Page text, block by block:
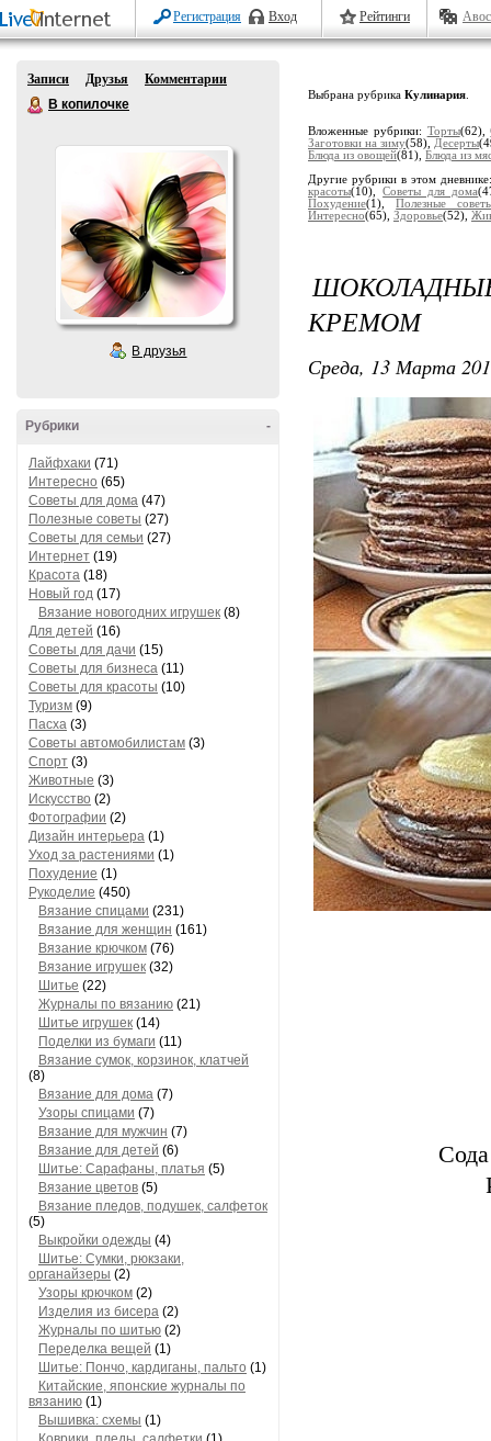
Регистрация Вход Рейтинги
Записи Друзья
Комментарии
В копилочке
В друзья
-
Рубрики
Лайфхаки (71)
Интересно (65)
Советы для дома (47)
Полезные советы (27)
Советы для семьи (27)
Интернет (19)
Красота (18)
Новый год (17)
Вязание новогодних игрушек (8)
Для детей (16)
Советы для дачи (15)
Советы для бизнеса (11)
Советы для красоты (10)
Туризм (9)
Пасха (3)
Советы автомобилистам (3)
Спорт (3)
Животные (3)
Искусство (2)
Фотографии (2)
Дизайн интерьера (1)
Уход за растениями (1)
Похудение (1)
Рукоделие (450)
Вязание спицами (231)
Вязание для женщин (161)
Вязание крючком (76)
Вязание игрушек (32)
Шитье (22)
Журналы по вязанию (21)
Шитье игрушек (14)
Поделки из бумаги (11)
Вязание сумок, корзинок, клатчей
(8)
Вязание для дома (7)
Узоры спицами (7)
Вязание для мужчин (7)
Вязание для детей (6)
Шитье: Сарафаны, платья (5)
Вязание цветов (5)
Вязание пледов, подушек, салфеток
(5)
Выкройки одежды (4)
Шитье: Сумки, рюкзаки,
органайзеры (2)
Узоры крючком (2)
Изделия из бисера (2)
Журналы по шитью (2)
Переделка вещей (1)
Шитье: Пончо, кардиганы, пальто (1)
Китайские, японские журналы по
вязанию (1)
Вышивка: схемы (1)
Выбрана рубрика Кулинария
Вложенные рубрики: Торты(62),
Заготовки на зиму(58), Десерты
Блюда из овощей(81), Блюда из
Другие рубрики в этом
красоты(10),Советы для дома
Похудение(1),Полезные
Интересно(65), Здоровье(52),
КРЕМОМ
Среда, 13 Марта